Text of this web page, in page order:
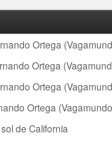
Ortega
Ortega
Ortega
Ortega
de California